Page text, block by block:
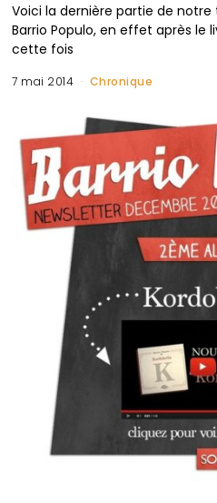
Voici la dernière partie de
Barrio Populo, en effet après le
cette fois
7 mai 2014 Chronique